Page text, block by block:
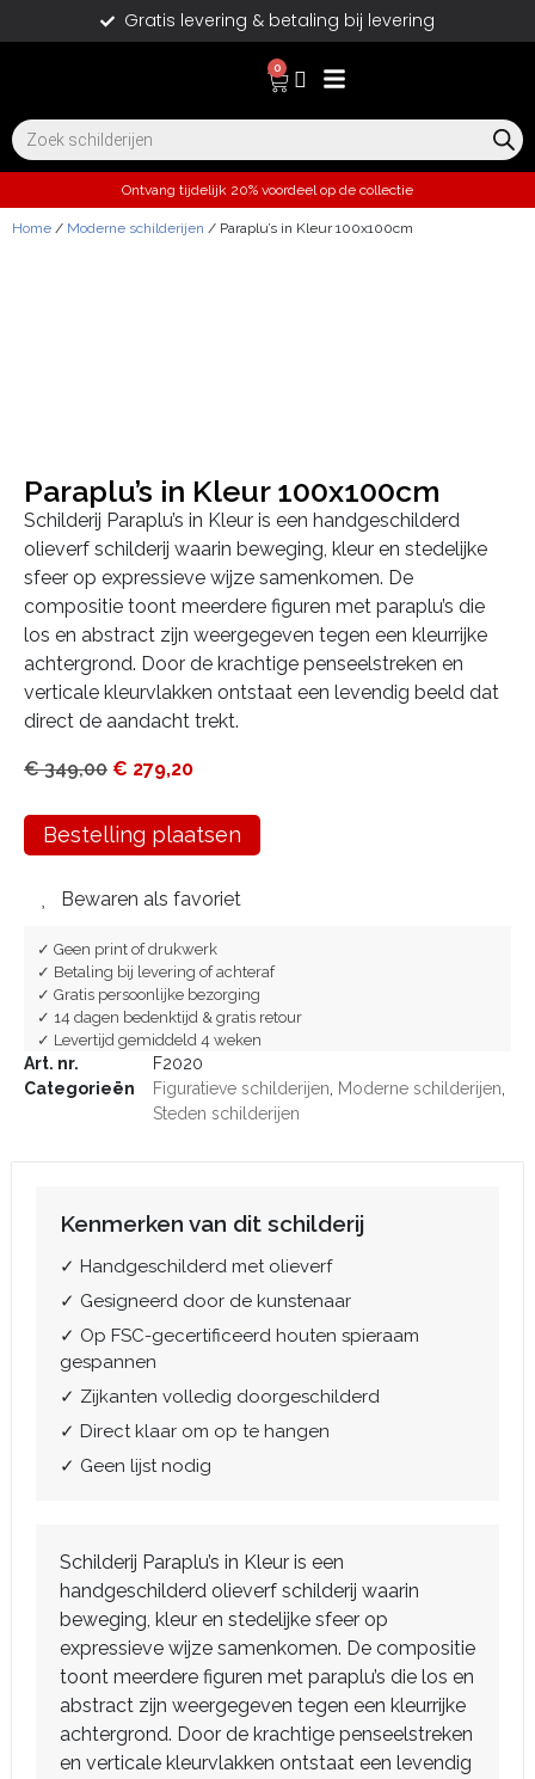
Gratis levering & betaling bij levering
0
Ontvang tijdelijk 20% voordeel op de collectie
Home / Moderne schilderijen / Paraplu’s in Kleur 100x100cm
Paraplu’s in Kleur 100x100cm
Schilderij Paraplu’s in Kleur is een handgeschilderd
olieverf schilderij waarin beweging, kleur en stedelijke
sfeer op expressieve wijze samenkomen. De
compositie toont meerdere figuren met paraplu’s die
los en abstract zijn weergegeven tegen een kleurrijke
achtergrond. Door de krachtige penseelstreken en
verticale kleurvlakken ontstaat een levendig beeld dat
direct de aandacht trekt.
€349,00 € 279,20
Bestelling plaatsen
Bewaren als favoriet
✓ Geen print of drukwerk
✓ Betaling bij levering of achteraf
✓ Gratis persoonlijke bezorging
✓ 14 dagen bedenktijd & gratis retour
✓ Levertijd gemiddeld 4 weken
Art. nr.
F2020
Categorieën
Figuratieve schilderijen Moderne schilderijen
Steden schilderijen
Kenmerken van dit schilderij
✓ Handgeschilderd met olieverf
✓ Gesigneerd door de kunstenaar
✓ Op FSC-gecertificeerd houten spieraam
gespannen
✓ Zijkanten volledig doorgeschilderd
✓ Direct klaar om op te hangen
✓ Geen lijst nodig
Schilderij Paraplu’s in Kleur is een
handgeschilderd olieverf schilderij waarin
beweging, kleur en stedelijke sfeer op
expressieve wijze samenkomen. De compositie
toont meerdere figuren met paraplu’s die los en
abstract zijn weergegeven tegen een kleurrijke
achtergrond. Door de krachtige penseelstreken
en verticale kleurvlakken ontstaat een levendig